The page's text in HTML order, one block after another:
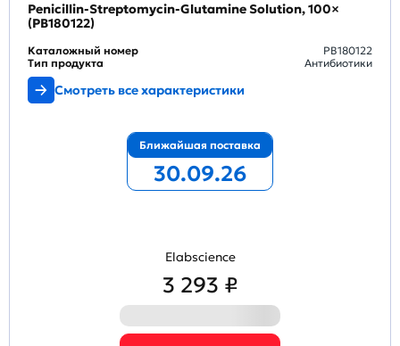
Penicillin-Streptomycin-Glutamine Solution, 100×
(PB180122)
Каталожный номер
PB180122
Тип продукта
Антибиотики
Смотреть все характеристики
Ближайшая поставка
30.09.26
Elabscience
3 293 ₽